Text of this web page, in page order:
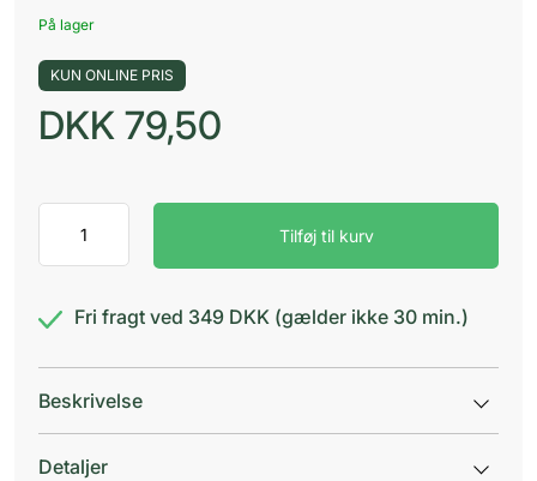
På lager
KUN ONLINE PRIS
DKK 79,50
power
kølende
antal
Tilføj til kurv
Fri fragt ved 349 DKK (gælder ikke 30 min.)
Beskrivelse
Detaljer